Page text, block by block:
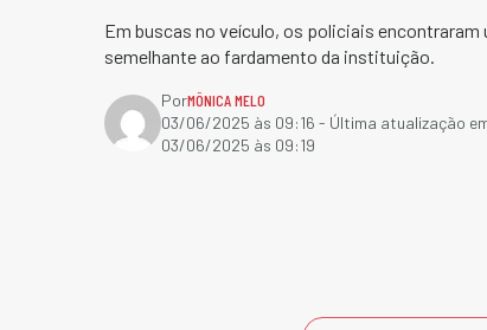
Em buscas no veículo, os policiais encontraram
semelhante ao fardamento da instituição.
PorMÔNICA MELO
03/06/2025 às 09:16 - Última atualização
03/06/2025 às 09:19